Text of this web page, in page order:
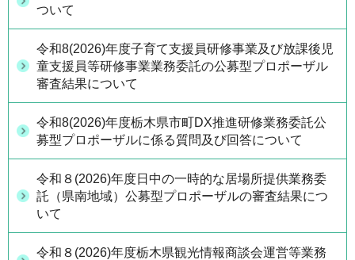
ついて
令和8(2026)年度子育て支援員研修事業及び放課後児
童支援員等研修事業業務委託の公募型プロポーザル
審査結果について
令和8(2026)年度栃木県市町DX推進研修業務委託公
募型プロポーザルに係る質問及び回答について
令和８(2026)年度日中の一時的な居場所提供業務委
託（県南地域）公募型プロポーザルの審査結果につ
いて
令和８(2026)年度栃木県観光情報商談会運営等業務